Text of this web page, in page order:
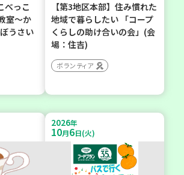
べっこ
室～か
うさい
【第3地区本部】住み慣れた
地域で暮らしたい 「コープ
くらしの助け合いの会」(会
場：住吉)
ボランティア
2026年
10月6日(火)